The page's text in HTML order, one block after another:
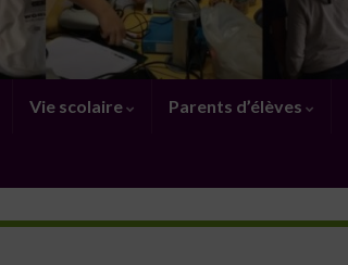
Vie scolaire Parents d’élèves